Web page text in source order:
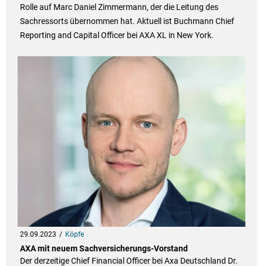
Rolle auf Marc Daniel Zimmermann, der die Leitung des
Sachressorts übernommen hat. Aktuell ist Buchmann Chief
Reporting and Capital Officer bei AXA XL in New York.
29.09.2023 Köpfe
AXA mit neuem Sachversicherungs-Vorstand
Der derzeitige Chief Financial Officer bei Axa Deutschland Dr.